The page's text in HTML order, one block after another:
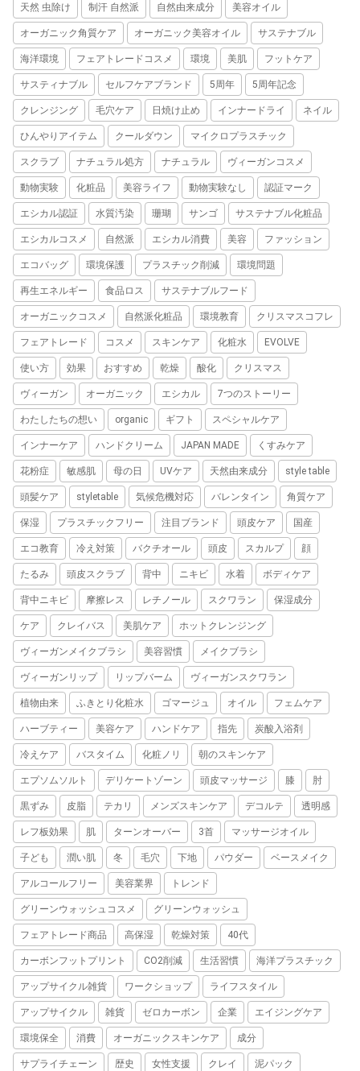
天然 虫除け 制汗 自然派 自然由来成分 美容オイル
オーガニック角質ケア オーガニック美容オイル サステナブル
海洋環境 フェアトレードコスメ 環境 美肌 フットケア
サスティナブル セルフケアブランド 5周年 5周年記念
クレンジング 毛穴ケア 日焼け止め インナードライ ネイル
ひんやりアイテム クールダウン マイクロプラスチック
スクラブ ナチュラル処方 ナチュラル ヴィーガンコスメ
動物実験 化粧品 美容ライフ 動物実験なし 認証マーク
エシカル認証 水質汚染 珊瑚 サンゴ サステナブル化粧品
エシカルコスメ 自然派 エシカル消費 美容 ファッション
エコバッグ 環境保護 プラスチック削減 環境問題
再生エネルギー 食品ロス サステナブルフード
オーガニックコスメ 自然派化粧品 環境教育 クリスマスコフレ
フェアトレード コスメ スキンケア 化粧水 EVOLVE
使い方 効果 おすすめ 乾燥 酸化 クリスマス
ヴィーガン オーガニック エシカル 7つのストーリー
わたしたちの想い organic ギフト スペシャルケア
インナーケア ハンドクリーム JAPAN MADE くすみケア
花粉症 敏感肌 母の日 UVケア 天然由来成分 style table
頭髪ケア styletable 気候危機対応 バレンタイン 角質ケア
保湿 プラスチックフリー 注目ブランド 頭皮ケア 国産
エコ教育 冷え対策 バクチオール 頭皮 スカルプ 顔
たるみ 頭皮スクラブ 背中 ニキビ 水着 ボディケア
背中ニキビ 摩擦レス レチノール スクワラン 保湿成分
ケア クレイバス 美肌ケア ホットクレンジング
ヴィーガンメイクブラシ 美容習慣 メイクブラシ
ヴィーガンリップ リップバーム ヴィーガンスクワラン
植物由来 ふきとり化粧水 ゴマージュ オイル フェムケア
ハーブティー 美容ケア ハンドケア 指先 炭酸入浴剤
冷えケア バスタイム 化粧ノリ 朝のスキンケア
エプソムソルト デリケートゾーン 頭皮マッサージ 膝 肘
黒ずみ 皮脂 テカリ メンズスキンケア デコルテ 透明感
レフ板効果 肌 ターンオーバー 3首 マッサージオイル
子ども 潤い肌 冬 毛穴 下地 パウダー ベースメイク
アルコールフリー 美容業界 トレンド
グリーンウォッシュコスメ グリーンウォッシュ
フェアトレード商品 高保湿 乾燥対策 40代
カーボンフットプリント CO2削減 生活習慣 海洋プラスチック
アップサイクル雑貨 ワークショップ ライフスタイル
アップサイクル 雑貨 ゼロカーボン 企業 エイジングケア
環境保全 消費 オーガニックスキンケア 成分
サプライチェーン 歴史 女性支援 クレイ 泥パック